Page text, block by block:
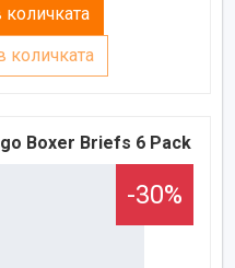
количката
Boxer Briefs 6 Pack
-30%